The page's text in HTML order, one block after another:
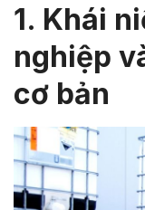
1. Khái
nghiệp
cơ bản